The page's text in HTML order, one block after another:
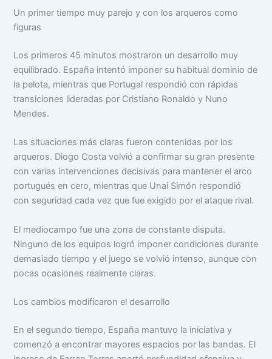
Un primer tiempo muy parejo y con los arqueros como
figuras
Los primeros 45 minutos mostraron un desarrollo muy
equilibrado. España intentó imponer su habitual dominio de
la pelota, mientras que Portugal respondió con rápidas
transiciones lideradas por Cristiano Ronaldo y Nuno
Mendes.
Las situaciones más claras fueron contenidas por los
arqueros. Diogo Costa volvió a confirmar su gran presente
con varias intervenciones decisivas para mantener el arco
portugués en cero, mientras que Unai Simón respondió
con seguridad cada vez que fue exigido por el ataque rival.
El mediocampo fue una zona de constante disputa.
Ninguno de los equipos logró imponer condiciones durante
demasiado tiempo y el juego se volvió intenso, aunque con
pocas ocasiones realmente claras.
Los cambios modificaron el desarrollo
En el segundo tiempo, España mantuvo la iniciativa y
comenzó a encontrar mayores espacios por las bandas. El